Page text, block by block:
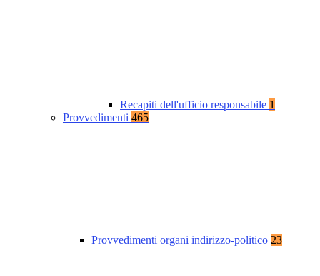
Recapiti dell'ufficio responsabile 1
Provvedimenti 465
Provvedimenti organi indirizzo-politico 23